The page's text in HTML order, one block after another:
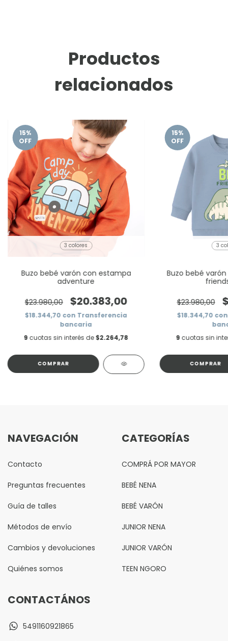
Productos
relacionados
15%
OFF
3 colores
Buzo bebé varón con estampa
adventure
$23.980,00 $20.383,00
$18.344,70 con Transferencia
bancaria
9 cuotas sin interés de$2.264,78
COMPRAR
15%
OFF
3
Buzo bebé
$23.980,00
$18.344,70 con
9 cuotas sin
COMPRAR
NAVEGACIÓN
Contacto
Preguntas frecuentes
Guía de talles
Métodos de envío
Cambios y devoluciones
Quiénes somos
CATEGORÍAS
COMPRÁ POR MAYOR
BEBÉ NENA
BEBÉ VARÓN
JUNIOR NENA
JUNIOR VARÓN
TEEN NGORO
CONTACTÁNOS
5491160921865